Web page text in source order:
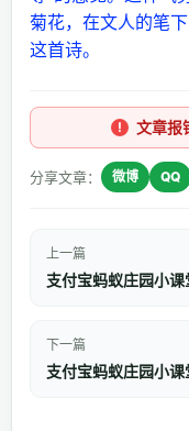
菊花，在文人的笔
这首诗。
文章报
分享文章： 微博 QQ
上一篇
支付宝蚂蚁庄园小
下一篇